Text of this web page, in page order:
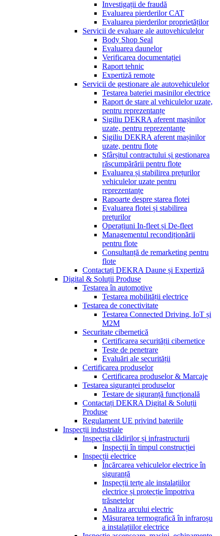
Investigații de fraudă
Evaluarea pierderilor CAT
Evaluarea pierderilor proprietăților
Servicii de evaluare ale autovehiculelor
Body Shop Seal
Evaluarea daunelor
Verificarea documentației
Raport tehnic
Expertiză remote
Servicii de gestionare ale autovehiculelor
Testarea bateriei masinilor electrice
Raport de stare al vehiculelor uzate,
pentru reprezentanțe
Sigiliu DEKRA aferent mașinilor
uzate, pentru reprezentanțe
Sigiliu DEKRA aferent mașinilor
uzate, pentru flote
Sfârșitul contractului și gestionarea
răscumpărării pentru flote
Evaluarea și stabilirea prețurilor
vehiculelor uzate pentru
reprezentanțe
Rapoarte despre starea flotei
Evaluarea flotei și stabilirea
prețurilor
Operațiuni In-fleet și De-fleet
Managementul recondiționării
pentru flote
Consultanță de remarketing pentru
flote
Contactați DEKRA Daune și Expertiză
Digital & Soluții Produse
Testarea în automotive
Testarea mobilității electrice
Testarea de conectivitate
Testarea Connected Driving, IoT și
M2M
Securitate cibernetică
Certificarea securității cibernetice
Teste de penetrare
Evaluări ale securității
Certificarea produselor
Certificarea produselor & Marcaje
Testarea siguranței produselor
Testare de siguranță funcțională
Contactați DEKRA Digital & Soluții
Produse
Regulament UE privind bateriile
Inspecții industriale
Inspecția clădirilor și infrastructurii
Inspecții în timpul construcției
Inspecții electrice
Încărcarea vehiculelor electrice în
siguranță
Inspecții terțe ale instalațiilor
electrice și protecție împotriva
trăsnetelor
Analiza arcului electric
Măsurarea termografică în infraroșu
a instalațiilor electrice